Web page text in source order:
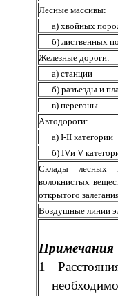
Лесные массивы:
а) хвойных
б) лиственных
Железные дороги:
а) станции
б) разъезды и
в) перегоны
Автодороги:
а) I-II категории
б) IVи V
Склады лесных
волокнистых
открытого
Воздушные линии
Примечания
1